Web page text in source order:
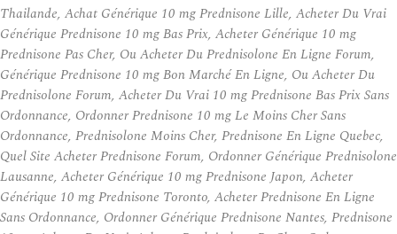
Thailande, Achat Générique 10 mg Prednisone Lille, Acheter Du Vrai
Générique Prednisone 10 mg Bas Prix, Acheter Générique 10 mg
Prednisone Pas Cher, Ou Acheter Du Prednisolone En Ligne Forum,
Générique Prednisone 10 mg Bon Marché En Ligne, Ou Acheter Du
Prednisolone Forum, Acheter Du Vrai 10 mg Prednisone Bas Prix Sans
Ordonnance, Ordonner Prednisone 10 mg Le Moins Cher Sans
Ordonnance, Prednisolone Moins Cher, Prednisone En Ligne Quebec,
Quel Site Acheter Prednisone Forum, Ordonner Générique Prednisolone
Lausanne, Acheter Générique 10 mg Prednisone Japon, Acheter
Générique 10 mg Prednisone Toronto, Acheter Prednisone En Ligne
Sans Ordonnance, Ordonner Générique Prednisone Nantes, Prednisone